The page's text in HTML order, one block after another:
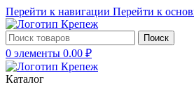
Перейти к навигации Перейти к
Поиск
0 элементы 0.00 ₽
Каталог